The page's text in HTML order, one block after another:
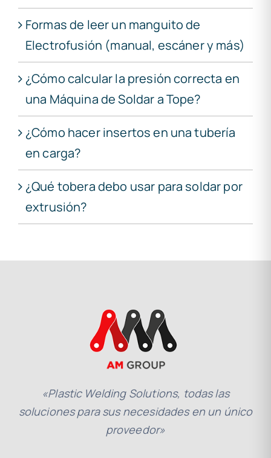
Formas de leer un manguito de
Electrofusión (manual, escáner y más)
¿Cómo calcular la presión correcta en
una Máquina de Soldar a Tope?
¿Cómo hacer insertos en una tubería
en carga?
¿Qué tobera debo usar para soldar por
extrusión?
«Plastic Welding Solutions, todas las
soluciones para sus necesidades en un único
proveedor»